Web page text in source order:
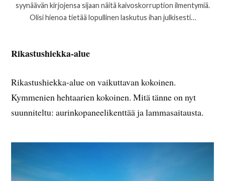
syynäävän kirjojensa sijaan näitä kaivoskorruption ilmentymiä.
Olisi hienoa tietää lopullinen laskutus ihan julkisesti…
Rikastushiekka-alue
Rikastushiekka-alue on vaikuttavan kokoinen.
Kymmenien hehtaarien kokoinen. Mitä tänne on nyt
suunniteltu: aurinkopaneelikenttää ja lammasaitausta.